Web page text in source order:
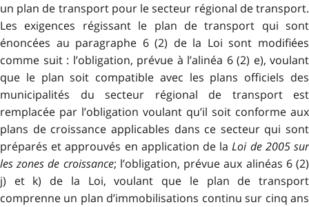
un plan de transport pour le secteur régional de transport.
Les exigences régissant le plan de transport qui sont
énoncées au paragraphe 6 (2) de la Loi sont modifiées
comme suit : l’obligation, prévue à l’alinéa 6 (2) e), voulant
que le plan soit compatible avec les plans officiels des
municipalités du secteur régional de transport est
remplacée par l’obligation voulant qu’il soit conforme aux
plans de croissance applicables dans ce secteur qui sont
préparés et approuvés en application de laLoi de 2005 sur
les zones de croissance; l’obligation, prévue aux alinéas 6 (2)
j) et k) de la Loi, voulant que le plan de transport
comprenne un plan d’immobilisations continu sur cinq ans